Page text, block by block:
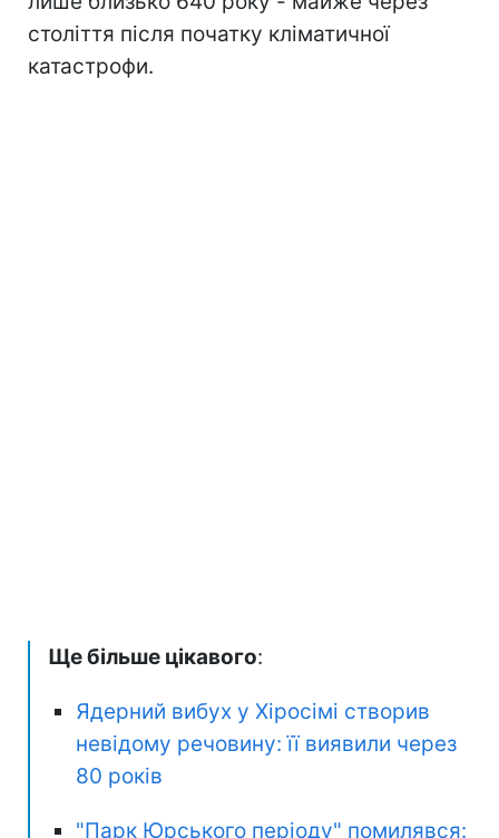
століття після початку кліматичної
катастрофи.
Ще більше цікавого:
Ядерний вибух у Хіросімі створив
невідому речовину: її виявили через
80 років
"Парк Юрського періоду" помилявся: